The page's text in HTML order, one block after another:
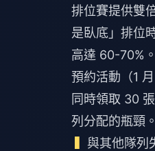
排位賽提供雙
是臥底」排位
高達 60-70%。
預約活動（1
同時領取 30
列分配的瓶頸。
與其他隊列